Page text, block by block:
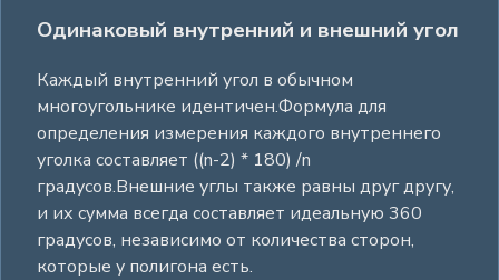
Одинаковый внутренний и внешний угол
Каждый внутренний угол в обычном
многоугольнике идентичен.Формула для
определения измерения каждого внутреннего
уголка составляет ((n-2) * 180) /n
градусов.Внешние углы также равны друг другу,
и их сумма всегда составляет идеальную 360
градусов, независимо от количества сторон,
которые у полигона есть.